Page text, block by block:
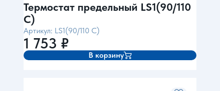
Термостат предельный LS1(90/110
C)
Артикул: LS1(90/110 C)
1 753 ₽
В корзину